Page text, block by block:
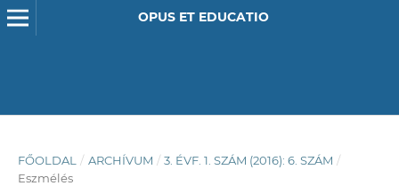
OPUS ET EDUCATIO
FŐOLDAL / ARCHÍVUM / 3. ÉVF. 1. SZÁM (2016): 6. SZÁM /
Eszmélés